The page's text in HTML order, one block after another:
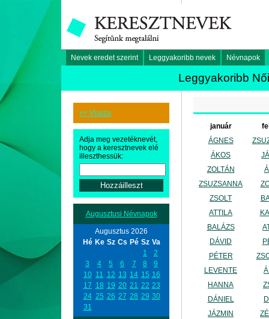
Nevek eredet szerint Leggyakoribb nevek Névnapok
Leggyakoribb
<< Vissza
Adja meg vezetéknevét,
hogy a keresztnevek elé
illeszthessük:
Augusztusi Névnapok
Augusztus 2026
Hé Ke Sz Cs Pé Sz Va
1
2
3
4 5 6 7 8
9
10 11 12 13 14 15 16
17 18 19 20 21 22 23
24 25 26 27 28 29 30
31
január
ÁGNES
ÁKOS
ZOLTÁN
ZSUZSANNA
ZSOLT
ATTILA
BALÁZS
DÁVID
PÉTER
LEVENTE
HANNA
DÁNIEL
JÁZMIN